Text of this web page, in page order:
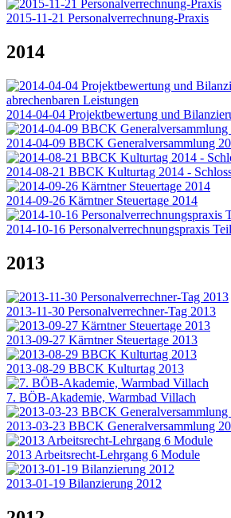
2015-11-21 Personalverrechnung-Praxis
2014
2014-04-04 Projektbewertung und
2014-04-09 BBCK Generalversammlung
2014-08-21 BBCK Kulturtag 2014 -
2014-09-26 Kärntner Steuertage 2014
2014-10-16 Personalverrechnungspraxis
2013
2013-11-30 Personalverrechner-Tag 2013
2013-09-27 Kärntner Steuertage 2013
2013-08-29 BBCK Kulturtag 2013
7. BÖB-Akademie, Warmbad Villach
2013-03-23 BBCK Generalversammlung
2013 Arbeitsrecht-Lehrgang 6 Module
2013-01-19 Bilanzierung 2012